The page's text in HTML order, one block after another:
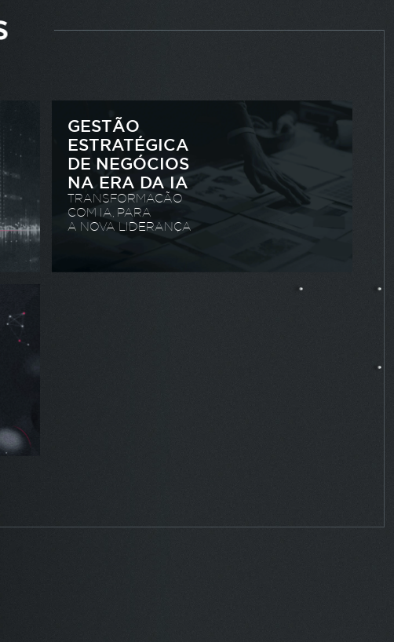
GESTÃO
ESTRATÉGICA
DE NEGÓCIOS
NA ERA DA IA
TRANSFORMACÃO
COM IA, PARA
A NOVA LIDERANÇA